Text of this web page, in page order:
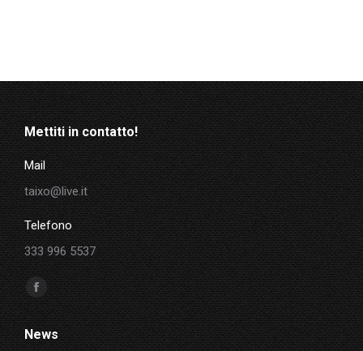
Mettiti in contatto!
Mail
taixo@live.it
Telefono
333 996 5537
Ci puoi trovare su:
Facebook
page
opens
News